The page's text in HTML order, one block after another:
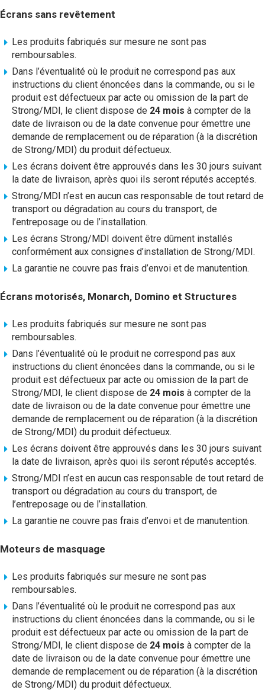
Écrans sans revêtement
Les produits fabriqués sur mesure ne sont pas
remboursables.
Dans l’éventualité où le produit ne correspond pas aux
instructions du client énoncées dans la commande, ou si le
produit est défectueux par acte ou omission de la part de
Strong/MDI, le client dispose de 24 mois à compter de la
date de livraison ou de la date convenue pour émettre une
demande de remplacement ou de réparation (à la discrétion
de Strong/MDI) du produit défectueux.
Les écrans doivent être approuvés dans les 30 jours suivant
la date de livraison, après quoi ils seront réputés acceptés.
Strong/MDI n’est en aucun cas responsable de tout retard de
transport ou dégradation au cours du transport, de
l’entreposage ou de l’installation.
Les écrans Strong/MDI doivent être dûment installés
conformément aux consignes d’installation de Strong/MDI.
La garantie ne couvre pas frais d’envoi et de manutention.
Écrans motorisés, Monarch, Domino et Structures
Les produits fabriqués sur mesure ne sont pas
remboursables.
Dans l’éventualité où le produit ne correspond pas aux
instructions du client énoncées dans la commande, ou si le
produit est défectueux par acte ou omission de la part de
Strong/MDI, le client dispose de 24 mois à compter de la
date de livraison ou de la date convenue pour émettre une
demande de remplacement ou de réparation (à la discrétion
de Strong/MDI) du produit défectueux.
Les écrans doivent être approuvés dans les 30 jours suivant
la date de livraison, après quoi ils seront réputés acceptés.
Strong/MDI n’est en aucun cas responsable de tout retard de
transport ou dégradation au cours du transport, de
l’entreposage ou de l’installation.
La garantie ne couvre pas frais d’envoi et de manutention.
Moteurs de masquage
Les produits fabriqués sur mesure ne sont pas
remboursables.
Dans l’éventualité où le produit ne correspond pas aux
instructions du client énoncées dans la commande, ou si le
produit est défectueux par acte ou omission de la part de
Strong/MDI, le client dispose de 24 mois à compter de la
date de livraison ou de la date convenue pour émettre une
demande de remplacement ou de réparation (à la discrétion
de Strong/MDI) du produit défectueux.